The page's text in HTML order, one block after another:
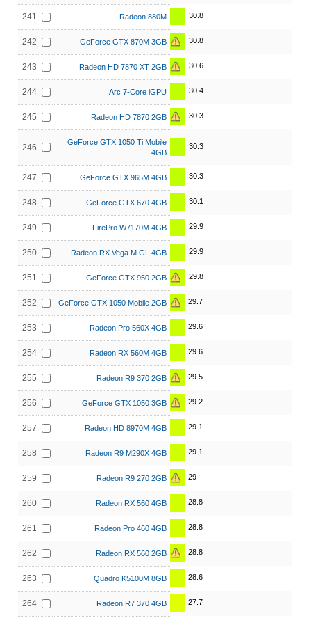
241 Radeon 880M 30.8
242 GeForce GTX 870M 3GB 30.8
243 Radeon HD 7870 XT 2GB 30.6
244 Arc 7-Core iGPU 30.4
245 Radeon HD 7870 2GB 30.3
246
GeForce GTX 1050 Ti Mobile
4GB
30.3
247 GeForce GTX 965M 4GB 30.3
248 GeForce GTX 670 4GB 30.1
249 FirePro W7170M 4GB 29.9
250 Radeon RX Vega M GL 4GB 29.9
251 GeForce GTX 950 2GB 29.8
252 GeForce GTX 1050 Mobile 2GB 29.7
253 Radeon Pro 560X 4GB 29.6
254 Radeon RX 560M 4GB 29.6
255 Radeon R9 370 2GB 29.5
256 GeForce GTX 1050 3GB 29.2
257 Radeon HD 8970M 4GB 29.1
258 Radeon R9 M290X 4GB 29.1
259 Radeon R9 270 2GB 29
260 Radeon RX 560 4GB 28.8
261 Radeon Pro 460 4GB 28.8
262 Radeon RX 560 2GB 28.8
263 Quadro K5100M 8GB 28.6
264 Radeon R7 370 4GB 27.7